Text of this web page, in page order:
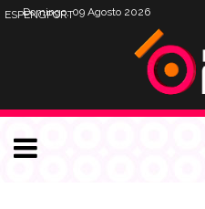
Domingo, 09 Agosto 2026
ESPENGPORT